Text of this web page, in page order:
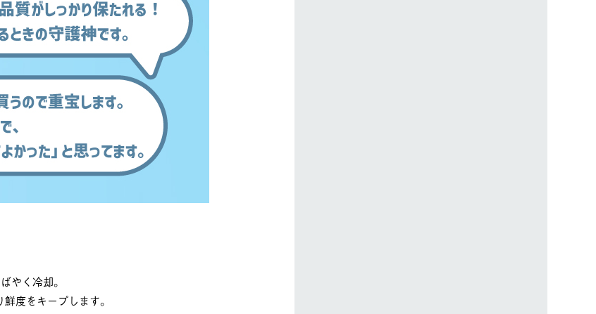
やく冷却。
度をキープします。